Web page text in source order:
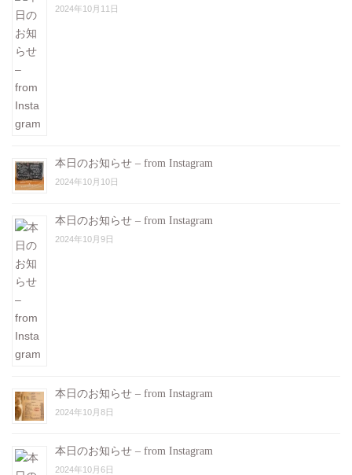
2024年10月11日
本日のお知らせ – from Instagram
2024年10月10日
本日のお知らせ – from Instagram
2024年10月9日
本日のお知らせ – from Instagram
2024年10月8日
本日のお知らせ – from Instagram
2024年10月6日